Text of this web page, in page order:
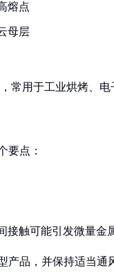
熔点
母层
常用于工业烘烤、电
要点：
接触可能引发微量金
产品，并保持适当通